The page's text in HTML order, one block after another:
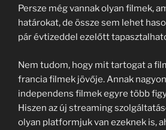
Persze még vannak olyan filmek,
határokat, de össze sem lehet
pár évtizeddel ezelőtt
Nem tudom, hogy mit tartogat a
francia filmek jövője. Annak
independens filmek egyre több
Hiszen az új streaming
olyan platformjuk van ezeknek is,